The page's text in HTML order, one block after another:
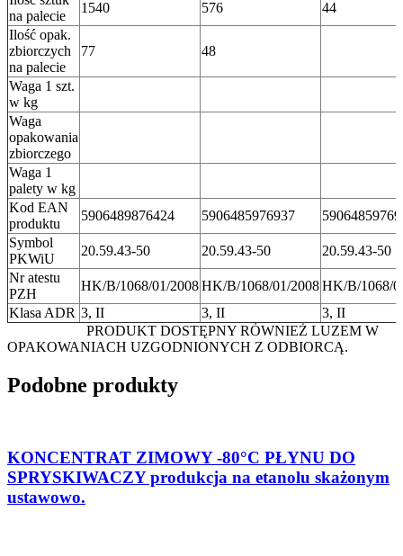
na palecie
1540 576
44
Ilość opak.
zbiorczych
na palecie
77 48
Waga 1 szt.
w kg
Waga
opakowania
zbiorczego
Waga 1
palety w kg
Kod EAN
produktu
5906489876424 5906485976937
Symbol
PKWiU
20.59.43-50 20.59.43-50
20.59.43-50
Nr atestu
PZH
HK/B/1068/01/2008HK/B/1068/01/2008HK/B/1068/
Klasa ADR 3, II 3, II
3, II
PRODUKT DOSTĘPNY RÓWNIEŻ LUZEM W
OPAKOWANIACH UZGODNIONYCH Z ODBIORCĄ.
Podobne produkty
KONCENTRAT ZIMOWY -80°C PŁYNU DO
SPRYSKIWACZY produkcja na etanolu skażonym
ustawowo.